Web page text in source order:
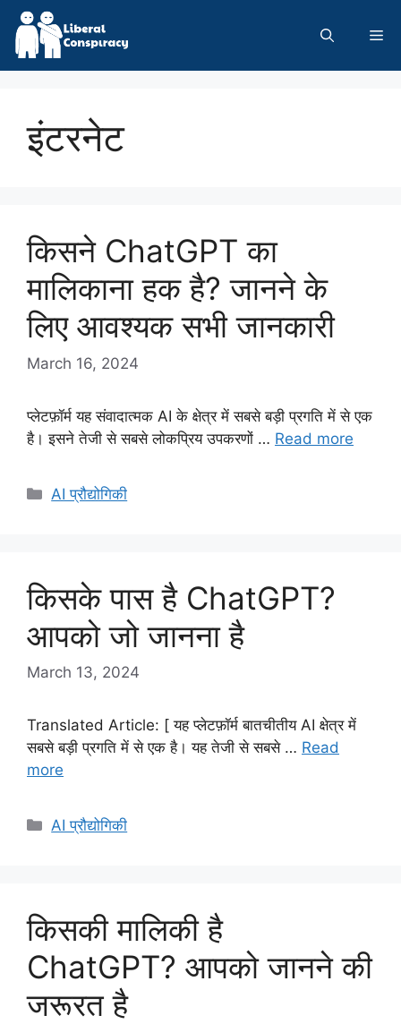
Skip
content
इंटरनेट
किसने ChatGPT का
मालिकाना हक है? जानने के
लिए आवश्यक सभी जानकारी
March 16, 2024
प्लेटफ़ॉर्म यह संवादात्मक AI के क्षेत्र में सबसे बड़ी प्रगति में से एक
है। इसने तेजी से सबसे लोकप्रिय उपकरणों … Read more
Categories
AI प्रौद्योगिकी
किसके पास है ChatGPT?
आपको जो जानना है
March 13, 2024
Translated Article: [ यह प्लेटफ़ॉर्म बातचीतीय AI क्षेत्र में
सबसे बड़ी प्रगति में से एक है। यह तेजी से सबसे … Read
more
Categories
AI प्रौद्योगिकी
किसकी मालिकी है
ChatGPT? आपको जानने की
जरूरत है